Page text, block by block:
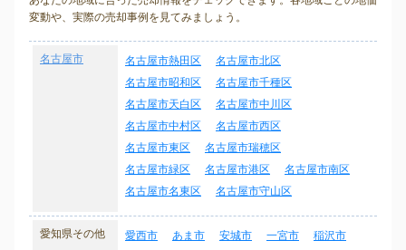
変動や、実際の売却事例を見てみましょう。
名古屋市 名古屋市熱田区
名古屋市北区
名古屋市昭和区
名古屋市千種区
名古屋市天白区
名古屋市中川区
名古屋市中村区
名古屋市西区
名古屋市東区
名古屋市瑞穂区
名古屋市緑区
名古屋市港区
名古屋市南区
名古屋市名東区
名古屋市守山区
愛知県その他 愛西市 あま市 安城市 一宮市
稲沢市